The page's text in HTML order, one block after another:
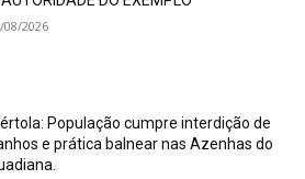
08/2026
População cumpre interdição de
e prática balnear nas Azenhas do